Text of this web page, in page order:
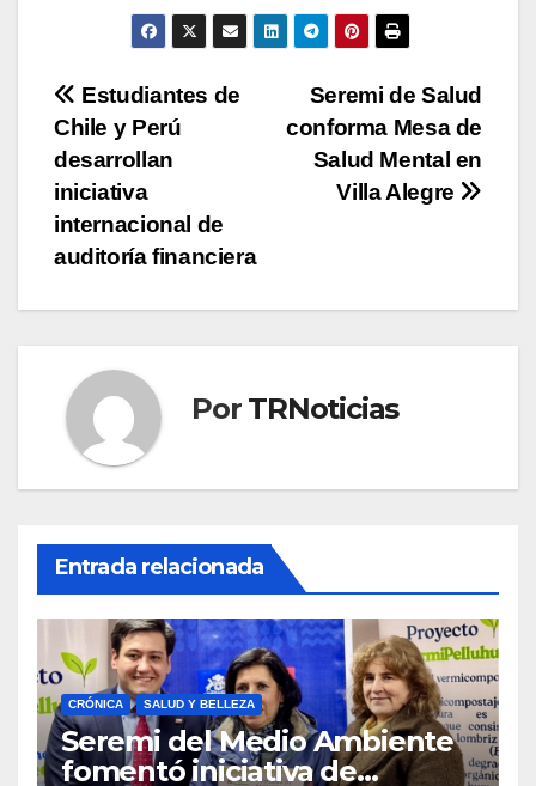
Navegación
de
entradas
Seremi de Salud
conforma Mesa de
Salud Mental en
Villa Alegre
Estudiantes de
Chile y Perú
desarrollan
iniciativa
internacional de
auditoría financiera
Por TRNoticias
Entrada relacionada
CRÓNICA SALUD Y BELLEZA
Seremi del Medio Ambiente
fomentó iniciativa de